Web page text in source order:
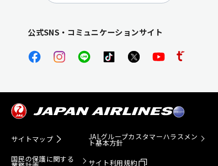
公式SNS・コミュニケーションサイト
サイトマップ
国民の保護に関する
JALグループカスタマーハラスメン
ト基本方針
サイト利用規約